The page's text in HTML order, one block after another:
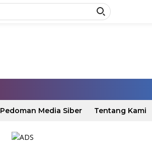
Pedoman Media Siber Tentang Kami